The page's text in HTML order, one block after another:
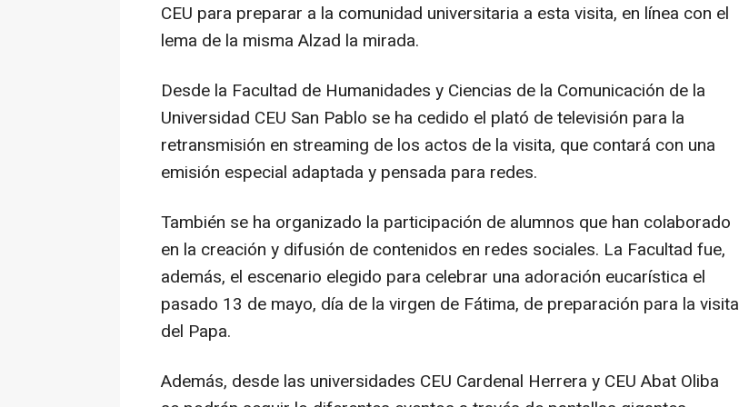
CEU para preparar a la comunidad universitaria a esta visita, en línea con el
lema de la misma Alzad la mirada.
Desde la Facultad de Humanidades y Ciencias de la Comunicación de la
Universidad CEU San Pablo se ha cedido el plató de televisión para la
retransmisión en streaming de los actos de la visita, que contará con una
emisión especial adaptada y pensada para redes.
También se ha organizado la participación de alumnos que han colaborado
en la creación y difusión de contenidos en redes sociales. La Facultad fue,
además, el escenario elegido para celebrar una adoración eucarística el
pasado 13 de mayo, día de la virgen de Fátima, de preparación para la visita
del Papa.
Además, desde las universidades CEU Cardenal Herrera y CEU Abat Oliba